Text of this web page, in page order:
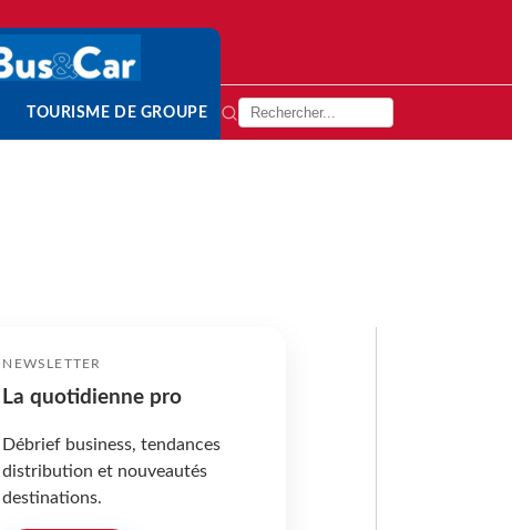
TOURISME DE GROUPE
NEWSLETTER
La quotidienne pro
Débrief business, tendances
distribution et nouveautés
destinations.